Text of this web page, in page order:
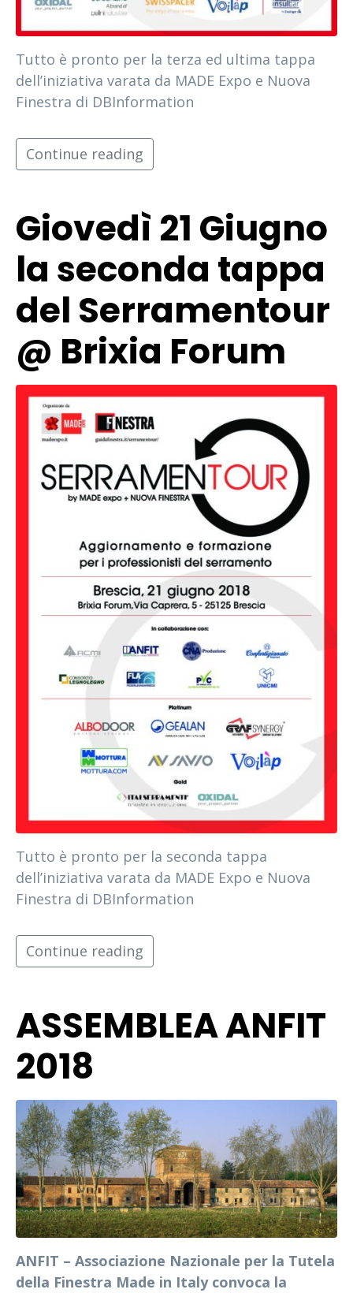
Tutto è pronto per la terza ed ultima tappa
dell’iniziativa varata da MADE Expo e Nuova
Finestra di DBInformation
Continue reading
Giovedì 21 Giugno
la seconda tappa
del Serramentour
@ Brixia Forum
Tutto è pronto per la seconda tappa
dell’iniziativa varata da MADE Expo e Nuova
Finestra di DBInformation
Continue reading
ASSEMBLEA ANFIT
2018
ANFIT – Associazione Nazionale per la Tutela
della Finestra Made in Italy convoca la